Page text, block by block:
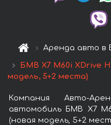
Аренда авто в
БМВ X7 M60i XDrive
модель, 5+2 места)
Компания Авто-
автомобиль БМВ X7
(новая модель, 5+2